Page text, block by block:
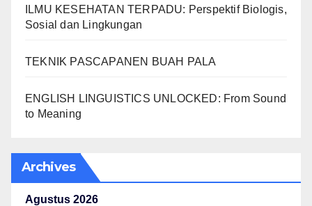
ILMU KESEHATAN TERPADU: Perspektif Biologis,
Sosial dan Lingkungan
TEKNIK PASCAPANEN BUAH PALA
ENGLISH LINGUISTICS UNLOCKED: From Sound
to Meaning
Archives
Agustus 2026